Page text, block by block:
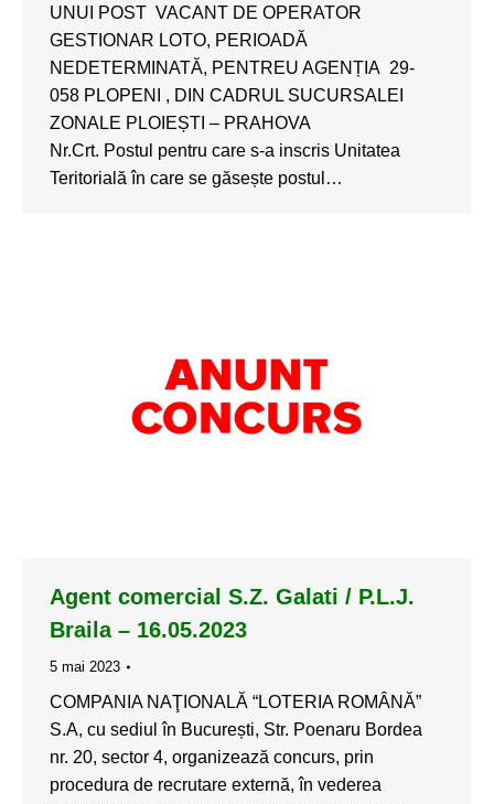
UNUI POST VACANT DE OPERATOR
GESTIONAR LOTO, PERIOADĂ
NEDETERMINATĂ, PENTREU AGENȚIA 29-
058 PLOPENI , DIN CADRUL SUCURSALEI
ZONALE PLOIEȘTI – PRAHOVA
Nr.Crt. Postul pentru care s-a inscris Unitatea
Teritorială în care se găsește postul…
Agent comercial S.Z. Galati / P.L.J.
Braila – 16.05.2023
5 mai 2023
COMPANIA NAŢIONALĂ “LOTERIA ROMÂNĂ”
S.A, cu sediul în București, Str. Poenaru Bordea
nr. 20, sector 4, organizează concurs, prin
procedura de recrutare externă, în vederea